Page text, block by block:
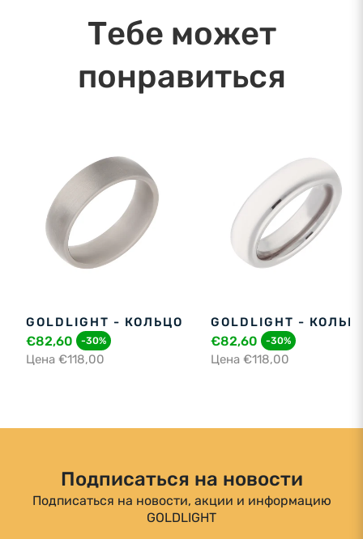
Тебе может
понравиться
GOLDLIGHT - КОЛЬЦО
€82,60 -30%
Цена €118,00
GOLDLIGHT -
€82,60 -30%
Цена €118,00
Подписаться на новости
Подписаться на новости, акции и информацию
GOLDLIGHT